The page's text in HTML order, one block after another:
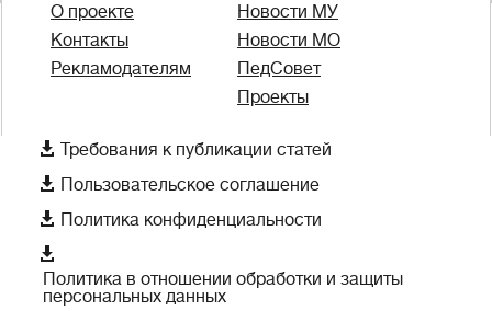
О проекте
Контакты
Рекламодателям
Новости МУ
Новости МО
ПедСовет
Проекты
 Требования к публикации статей
 Пользовательское соглашение
 Политика конфиденциальности

Политика в отношении обработки и защиты
персональных данных